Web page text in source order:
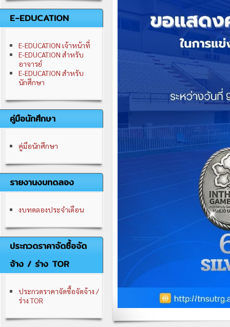
E-EDUCATION
E-EDUCATION เจ้าหน้าที่
E-EDUCATION สำหรับ
อาจารย์
E-EDUCATION สำหรับ
นักศึกษา
คู่มือนักศึกษา
คู่มือนักศึกษา
รายงานงบทดลอง
งบทดลองประจำเดือน
ประกวดราคาจัดซื้อจัด
จ้าง / ร่าง TOR
ประกวดราคาจัดซื้อจัดจ้าง /
ร่าง TOR